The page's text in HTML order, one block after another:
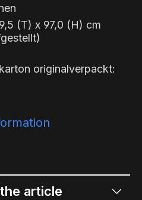
(T) x 97,0 (H) cm
originalverpackt:
article